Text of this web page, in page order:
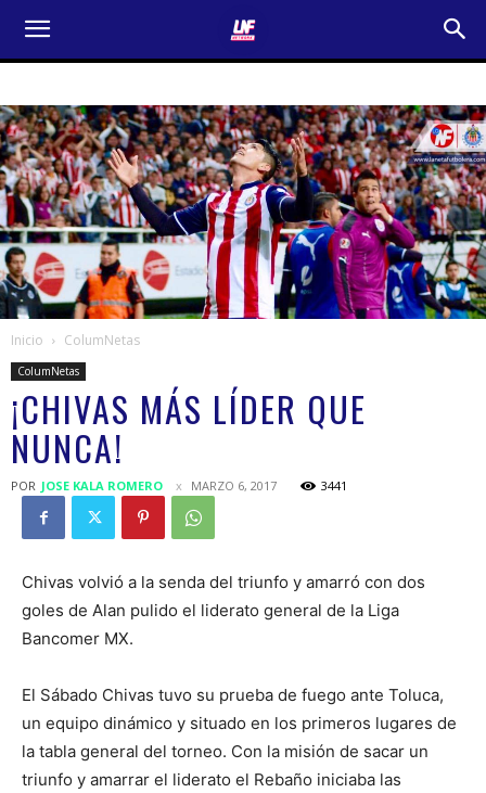
Inicio ColumNetas
ColumNetas
¡CHIVAS MÁS LÍDER QUE
NUNCA!
POR JOSE KALA ROMERO MARZO 6, 2017 3441
Chivas volvió a la senda del triunfo y amarró con dos
goles de Alan pulido el liderato general de la Liga
Bancomer MX.
El Sábado Chivas tuvo su prueba de fuego ante Toluca,
un equipo dinámico y situado en los primeros lugares de
la tabla general del torneo. Con la misión de sacar un
triunfo y amarrar el liderato el Rebaño iniciaba las